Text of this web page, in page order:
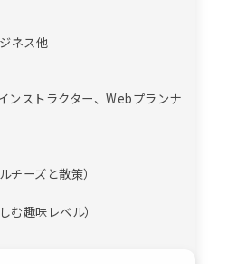
ネス他
ンストラクター、Webプランナ
チーズと散策）
む趣味レベル）